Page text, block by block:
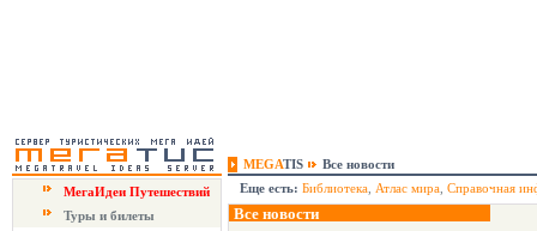
MEGATIS
Все новости
МегаИдеи Путешествий
Туры и билеты
Еще есть: Библиотека Атлас мира Справочная
Все новости